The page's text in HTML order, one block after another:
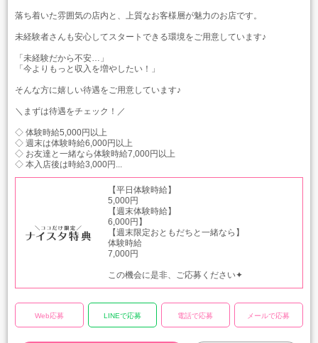
落ち着いた雰囲気の店内と、上質なお客様層が魅力のお店です。
未経験者さんも安心してスタートできる環境をご用意しています♪
「未経験だから不安…」
「今よりもっと収入を増やしたい！」
そんな方に嬉しい待遇をご用意しています♪
＼まずは待遇をチェック！／
◇ 体験時給5,000円以上
◇ 週末は体験時給6,000円以上
◇ お友達と一緒なら体験時給7,000円以上
◇ 本入店後は時給3,000円...
【平日体験時給】
5,000円
【週末体験時給】
6,000円】
【週末限定おともだちと一緒なら】
体験時給
7,000円
この機会に是非、ご応募ください✦
Web応募 LINEで応募 電話で応募 メールで応募